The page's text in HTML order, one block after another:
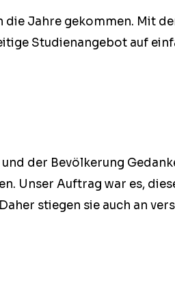
Jahre gekom­men. Mit
Stu­di­en­ange­bot auf
der Bevölkerung
Unser Auf­trag war es,
stiegen sie auch an